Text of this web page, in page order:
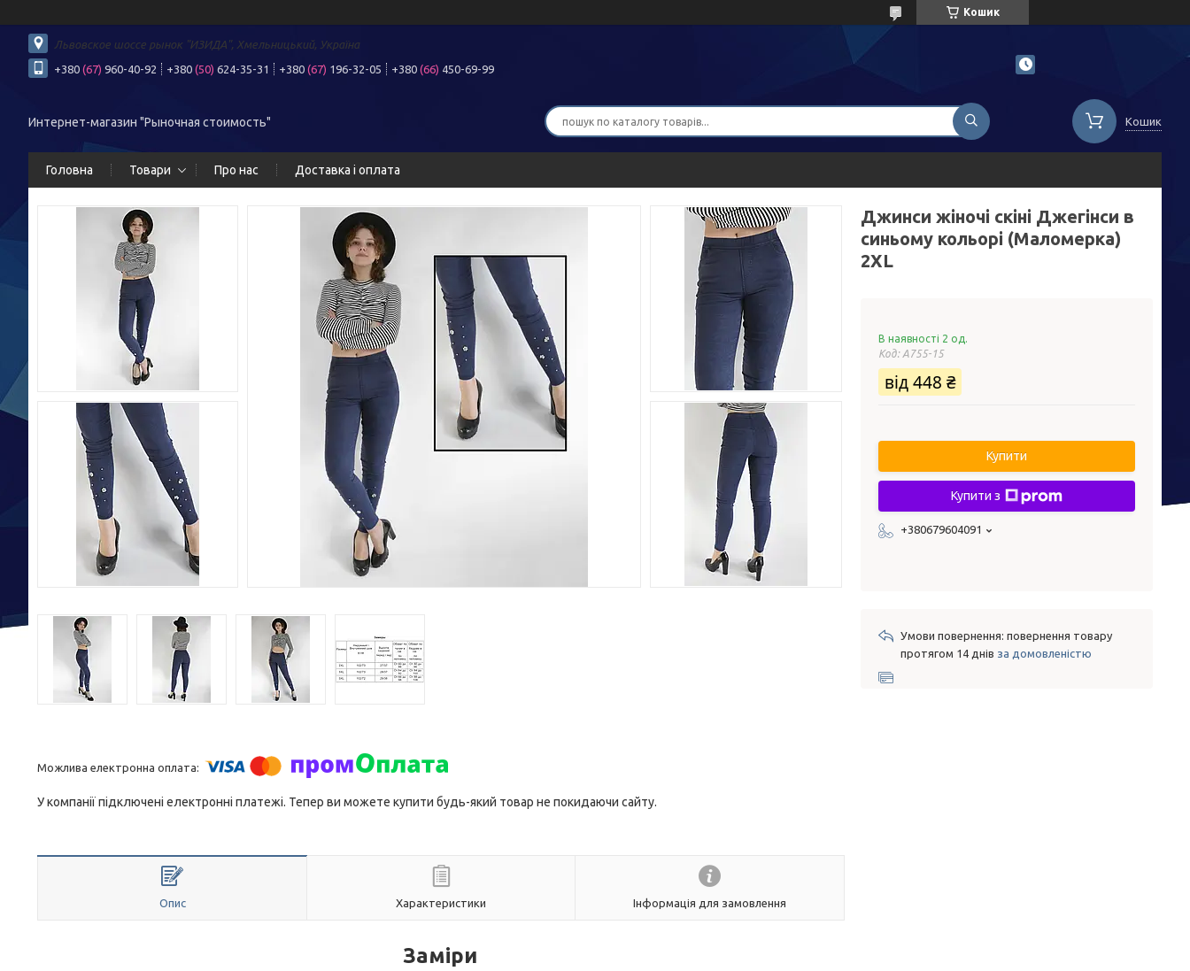
Кошик
Львовское шоссе рынок "ИЗИДА", Хмельницький, Україна
+380 (67) 960-40-92 +380 (50) 624-35-31 +380 (67) 196-32-05 +380 (66) 450-69-99
Интернет-магазин "Рыночная стоимость" Кошик
Головна Товари Про нас Доставка і оплата
У компанії підключені електронні платежі. Тепер ви можете купити будь-який товар не покидаючи сайту.
Опис Характеристики Інформація для замовлення
Заміри
Джинси жіночі скіні Джегінси в
синьому кольорі (Маломерка)
2XL
В наявності 2 од.
Код: А755-15
від448 ₴
Купити
Купити з
+380679604091
повернення товару
протягом 14 днів за домовленістю